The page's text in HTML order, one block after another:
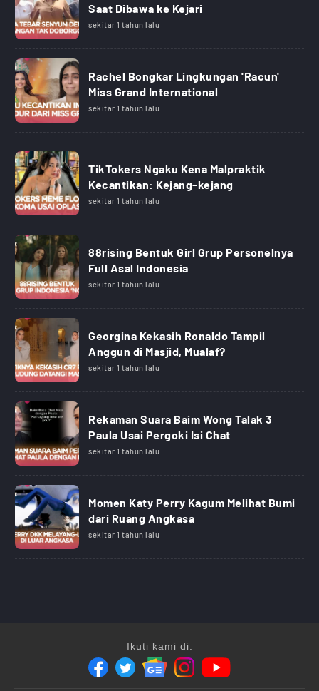
Saat Dibawa ke Kejari
sekitar 1 tahun lalu
Rachel Bongkar Lingkungan 'Racun'
Miss Grand International
sekitar 1 tahun lalu
TikTokers Ngaku Kena Malpraktik
Kecantikan: Kejang-kejang
sekitar 1 tahun lalu
88rising Bentuk Girl Grup Personelnya
Full Asal Indonesia
sekitar 1 tahun lalu
Georgina Kekasih Ronaldo Tampil
Anggun di Masjid, Mualaf?
sekitar 1 tahun lalu
Rekaman Suara Baim Wong Talak 3
Paula Usai Pergoki Isi Chat
sekitar 1 tahun lalu
Momen Katy Perry Kagum Melihat Bumi
dari Ruang Angkasa
sekitar 1 tahun lalu
Ikuti kami di: